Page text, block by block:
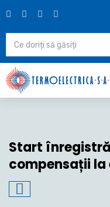
Start
compensații la